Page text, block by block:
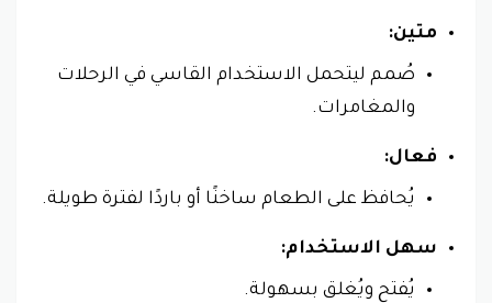
متين:
صُمم ليتحمل الاستخدام القاسي في الرحلات
والمغامرات.
فعال:
يُحافظ على الطعام ساخنًا أو باردًا لفترة طويلة.
سهل الاستخدام:
يُفتح ويُغلق بسهولة.